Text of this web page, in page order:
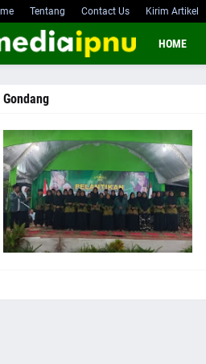
Tentang Contact Us Kirim Artikel
HOME
Gondang